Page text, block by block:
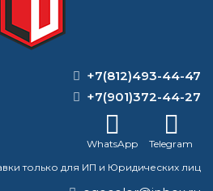
ОТВЕТ
и бетонных
+7(812)493-44-47
+7(901)372-44-27
WhatsApp
Telegram
только для ИП и Юридических лиц